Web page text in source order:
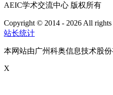
AEIC学术交流中心 版权所有
Copyright © 2014 - 2026 All rights
站长统计
本网站由广州科奥信息技术股
X